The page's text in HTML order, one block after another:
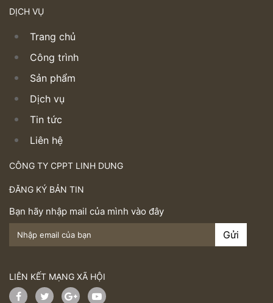
DỊCH VỤ
Trang chủ
Công trình
Sản phẩm
Dịch vụ
Tin tức
Liên hệ
CÔNG TY CPPT LINH DUNG
ĐĂNG KÝ BẢN TIN
Bạn hãy nhập mail của mình vào đây
LIÊN KẾT MẠNG XÃ HỘI